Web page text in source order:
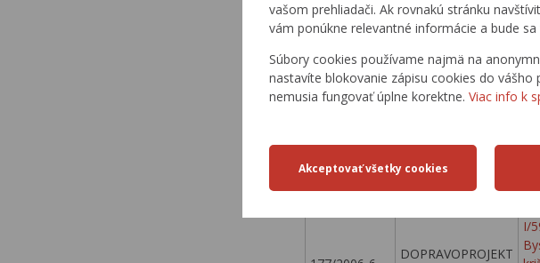
vašom prehliadači. Ak rovnakú stránku
vám ponúkne relevantné informácie a bude
Súbory cookies používame najmä na
nastavíte blokovanie zápisu cookies do
nemusia fungovať úplne korektne. Viac info k
177/2006-4
a.s. Bratislava
I/
DOPRAVOPROJEKT
a.s. Bratislava
DOPRAVOPROJEKT
I/